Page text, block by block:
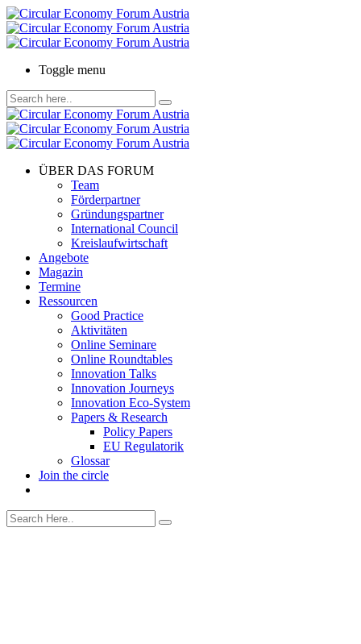
Toggle menu
ÜBER DAS FORUM
Team
Förderpartner
Gründungspartner
International Council
Kreislaufwirtschaft
Angebote
Magazin
Termine
Ressourcen
Good Practice
Aktivitäten
Online Seminare
Online Roundtables
Innovation Talks
Innovation Journeys
Innovation Eco-System
Papers & Research
Policy Papers
EU Regulatorik
Glossar
Join the circle